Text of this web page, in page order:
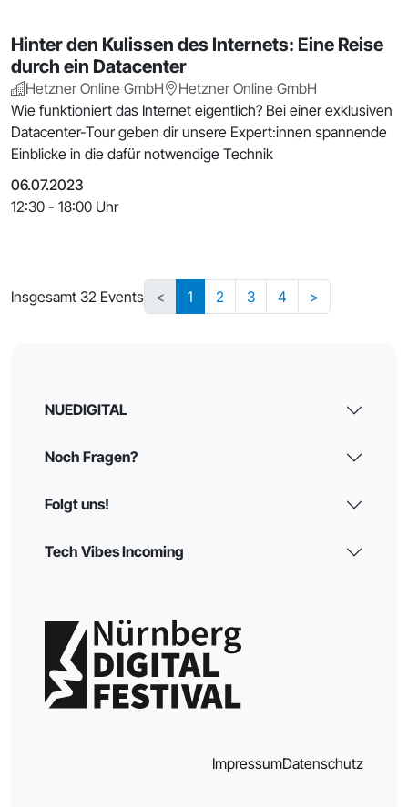
Hinter den Kulissen des Internets: Eine Reise
durch ein Datacenter
Hetzner Online GmbH
Hetzner Online GmbH
Wie funktioniert das Internet eigentlich? Bei einer exklusiven
Datacenter-Tour geben dir unsere Expert:innen spannende
Einblicke in die dafür notwendige Technik
06.07.2023
12:30 - 18:00 Uhr
Insgesamt 32 Events < 1 2 3 4 >
NUEDIGITAL
Noch Fragen?
Folgt uns!
Tech Vibes Incoming
ImpressumDatenschutz